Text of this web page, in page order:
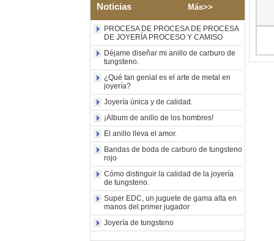
tungsteno de plata pulida de
8 mm al por mayor de
fábrica, incrustación central
de ópalo azul triturado con
tira de malaquita sintética,
hombres Grabado láser
interno personalizado OEM
Anillo de carburo de
tungsteno con sello
cuadrado pulido negro al por
mayor de fábrica,
incrustación de madera con
patrón de cruz de concha de
religiosa para hombres
Grabado interior
personalizado OEM ODM
suministro a gr
Anillo de carburo de
tungsteno electrochapado en
oro rosa de 8 mm al por
Noticias Más>>
PROCESA DE PROCESA DE PROCESA
DE JOYERÍA PROCESO Y CAMISO
Déjame diseñar mi anillo de carburo de
tungsteno.
¿Qué tan genial es el arte de metal en
joyería?
Joyería única y de calidad.
¡Álbum de anillo de los hombres!
El anillo lleva el amor.
Bandas de boda de carburo de tungsteno
rojo
Cómo distinguir la calidad de la joyería
de tungsteno.
Super EDC, un juguete de gama alta en
manos del primer jugador
Joyería de tungsteno